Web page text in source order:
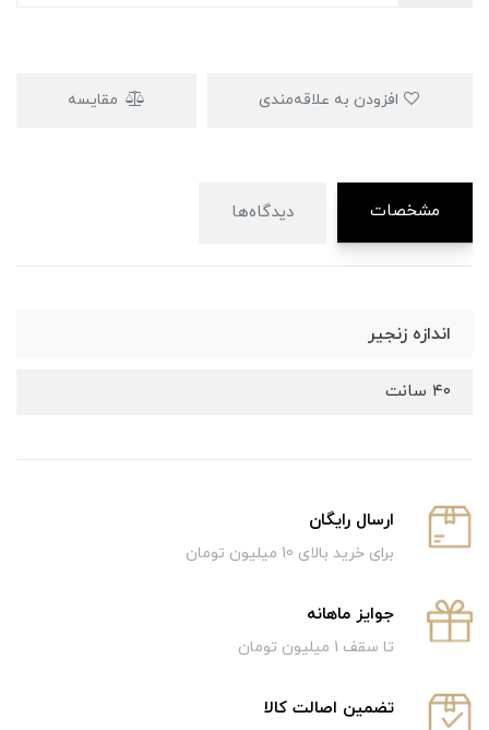
مقایسه
مشخصات دیدگاه‌ها
اندازه زنجیر
۴۰ سانت
ارسال رایگان
برای خرید بالای 10 میلیون تومان
جوایز ماهانه
تا سقف 1 میلیون تومان
تضمین اصالت کالا